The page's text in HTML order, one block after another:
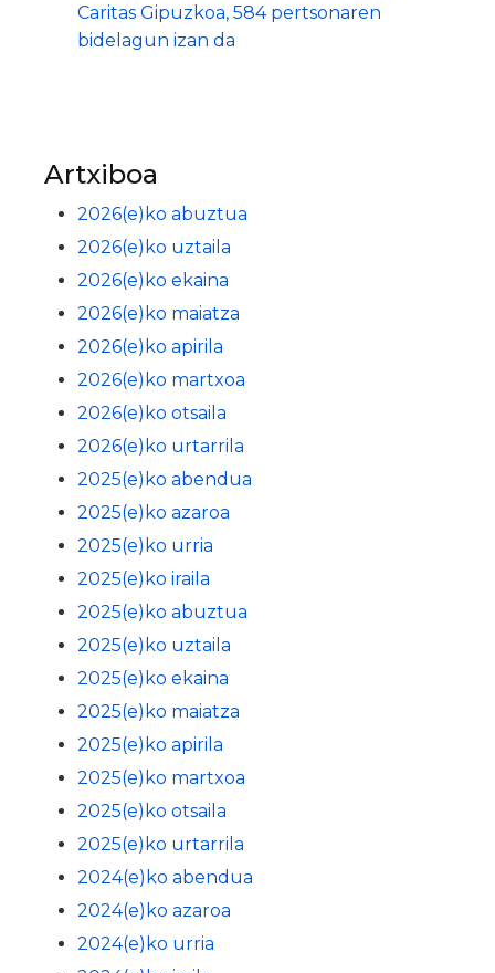
Caritas Gipuzkoa, 584 pertsonaren
bidelagun izan da
Artxiboa
2026(e)ko abuztua
2026(e)ko uztaila
2026(e)ko ekaina
2026(e)ko maiatza
2026(e)ko apirila
2026(e)ko martxoa
2026(e)ko otsaila
2026(e)ko urtarrila
2025(e)ko abendua
2025(e)ko azaroa
2025(e)ko urria
2025(e)ko iraila
2025(e)ko abuztua
2025(e)ko uztaila
2025(e)ko ekaina
2025(e)ko maiatza
2025(e)ko apirila
2025(e)ko martxoa
2025(e)ko otsaila
2025(e)ko urtarrila
2024(e)ko abendua
2024(e)ko azaroa
2024(e)ko urria